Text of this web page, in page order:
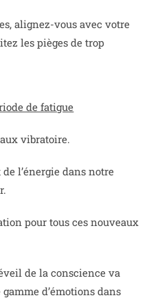
alignez-vous avec votre
les pièges de trop
de fatigue
vibratoire.
l’énergie dans notre
pour tous ces nouveaux
de la conscience va
d’émotions dans